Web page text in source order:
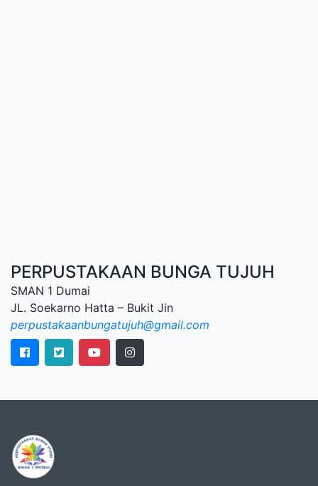
PERPUSTAKAAN BUNGA TUJUH
SMAN 1 Dumai
JL. Soekarno Hatta – Bukit Jin
perpustakaanbungatujuh@gmail.com